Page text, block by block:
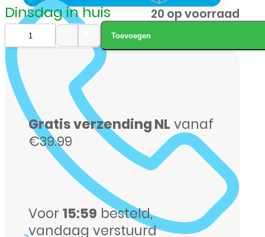
Dinsdag in huis
Samsung
S-
931
S25
128GB
donkerblauw
Toevoegen
20 op voorraad
Gratis verzending NL vanaf
€39.99
Voor15:59 besteld,
vandaag verstuurd